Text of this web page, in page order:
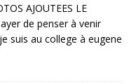
AJOUTEES LE
de penser à venir
suis au college à eugene